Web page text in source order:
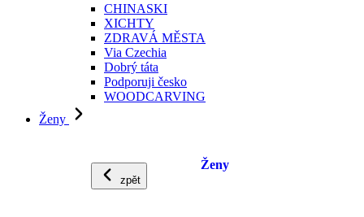
CHINASKI
XICHTY
ZDRAVÁ MĚSTA
Via Czechia
Dobrý táta
Podporuji česko
WOODCARVING
Ženy
zpět
Ženy